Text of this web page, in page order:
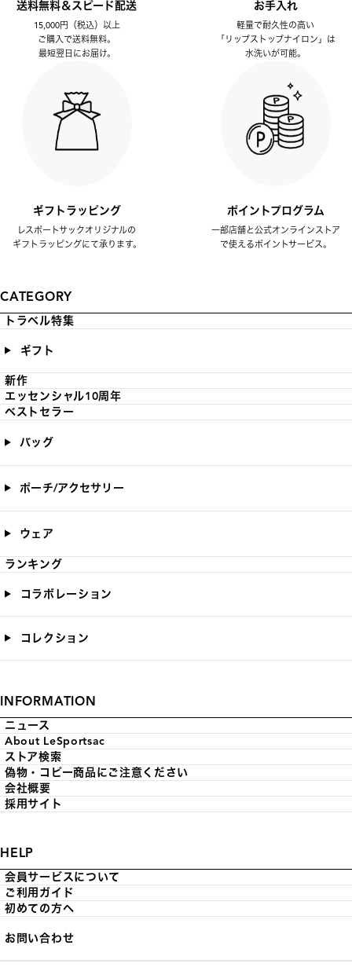
送料無料＆スピード配送
15,000円（税込）以上
ご購入で送料無料。
最短翌日にお届け。
お手入れ
軽量で耐久性の高い
「リップストップナイロン」は
水洗いが可能。
ギフトラッピング
レスポートサックオリジナルの
ギフトラッピングにて承ります。
ポイントプログラム
一部店舗と公式オンラインストア
で使えるポイントサービス。
CATEGORY
トラベル特集
ギフト
新作
エッセンシャル10周年
ベストセラー
バッグ
ポーチ/アクセサリー
ウェア
ランキング
コラボレーション
コレクション
INFORMATION
ニュース
About LeSportsac
ストア検索
偽物・コピー商品にご注意ください
会社概要
採用サイト
HELP
会員サービスについて
ご利用ガイド
初めての方へ
お問い合わせ